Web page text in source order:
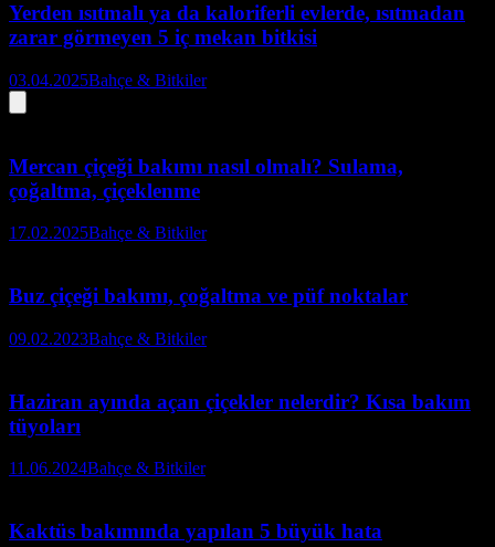
Yerden ısıtmalı ya da kaloriferli evlerde, ısıtmadan
zarar görmeyen 5 iç mekan bitkisi
03.04.2025Bahçe & Bitkiler
Mercan çiçeği bakımı nasıl olmalı? Sulama,
çoğaltma, çiçeklenme
17.02.2025Bahçe & Bitkiler
Buz çiçeği bakımı, çoğaltma ve püf noktalar
09.02.2023Bahçe & Bitkiler
Haziran ayında açan çiçekler nelerdir? Kısa bakım
tüyoları
11.06.2024Bahçe & Bitkiler
Kaktüs bakımında yapılan 5 büyük hata